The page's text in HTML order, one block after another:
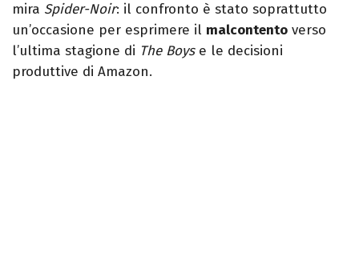
mira Spider-Noir: il confronto è stato soprattutto
un’occasione per esprimere il malcontento verso
l’ultima stagione di The Boyse le decisioni
produttive di Amazon.